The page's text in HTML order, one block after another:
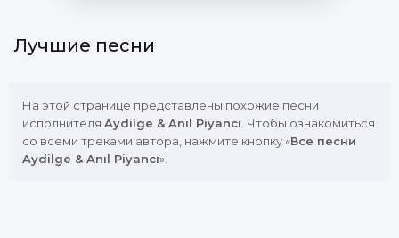
Лучшие песни
На этой странице представлены похожие песни
исполнителя Aydilge & Anıl Piyancı . Чтобы ознакомиться
со всеми треками автора, нажмите кнопку «Все песни
Aydilge & Anıl Piyancı».